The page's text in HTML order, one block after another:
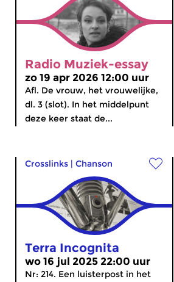
Radio Muziek-essay
zo 19 apr 2026 12:00 uur
Afl. De vrouw, het vrouwelijke,
dl. 3 (slot). In het middelpunt
deze keer staat de...
Crosslinks | Chanson
Terra Incognita
wo 16 jul 2025 22:00 uur
Nr: 214. Een luisterpost in het